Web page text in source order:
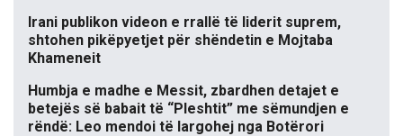
Irani publikon videon e rrallë të liderit suprem,
shtohen pikëpyetjet për shëndetin e Mojtaba
Khameneit
Humbja e madhe e Messit, zbardhen detajet e
betejës së babait të “Pleshtit” me sëmundjen e
rëndë: Leo mendoi të largohej nga Botërori